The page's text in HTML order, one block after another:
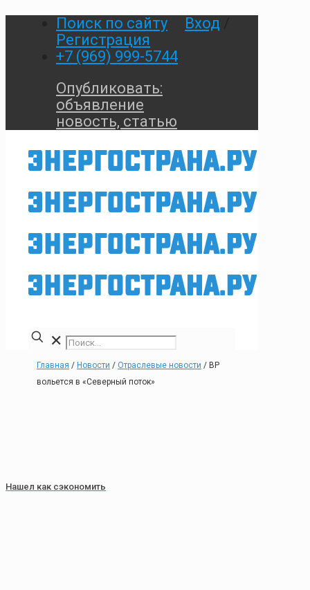
Поиск по сайту Вход
Регистрация
+7 (969) 999-5744
Опубликовать:
объявление
новость, статью
✕
Главная / Новости / Отраслевые новости / ВР
вольется в «Северный поток»
Нашел как сэкономить